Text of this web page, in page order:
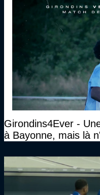
Girondins4Ever -
à Bayonne, mais là